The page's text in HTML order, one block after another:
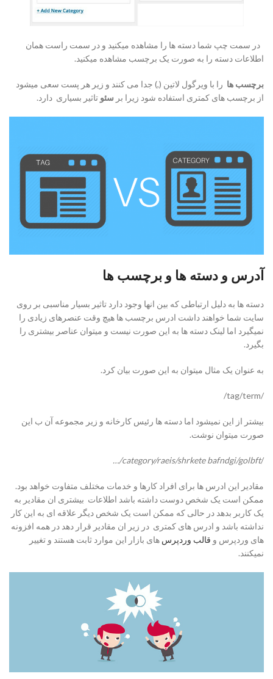
در سمت چپ شما دسته ها را مشاهده میکنید و در سمت راست همان
اطلاعات دسته را به صورت یک برچسب مشاهده میکنید.
برچسب ها را با ویرگول لاتین (,) جدا می کنند و زیر هر پست سعی میشود
از برچسب های کمتری استفاده شود زیرا بر سئو تاثیر بسیاری دارد.
آدرس و دسته ها و برچسب ها
دسته ها به دلیل ارتباطی که بین انها وجود دارد تاثیر بسیار مناسبی بر روی
سایت شما خواهند داشت ادرس برچسب ها هیچ وقت عنصرهای زیادی را
نمیگیرد اما لینک دسته ها به این صورت نیست و میتوان عناصر بیشتری را
بگیرد.
به عنوان یک مثال میتوان به این صورت بیان کرد.
/tag/term/
بیشتر از این نمیشود اما دسته ها رئیس کارخانه و زیر مجموعه آن ب این
صورت میتوان نوشت.
/
category/raeis/shrkete bafndgi/golbft/…
مقادیر این ادرس ها برای افراد کارها و خدمات مختلف متفاوت خواهد بود.
ممکن است یک شخص دوست داشته باشد اطلاعات بیشتری ان مقادیر به
یک کاربر بدهد در حالی که ممکن است یک شخص دیگر علاقه ای به این کار
نداشته باشد و ادرس های کمتری در زیر ان مقادیر قرار دهد در همه افزونه
های وردپرس و قالب وردپرس های بازار این موارد ثابت هستند و تغییر
نمیکنند.